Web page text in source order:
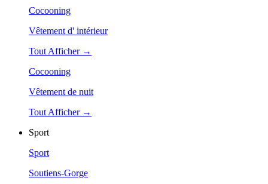
Cocooning
Vêtement d' intérieur
Tout Afficher →
Cocooning
Vêtement de nuit
Tout Afficher →
Sport
Sport
Soutiens-Gorge